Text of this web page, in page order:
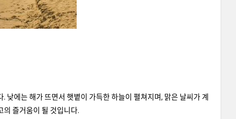
낮에는 해가 뜨면서 햇볕이 가득한 하늘이 펼쳐지며, 맑은 날씨가 계
의 즐거움이 될 것입니다.